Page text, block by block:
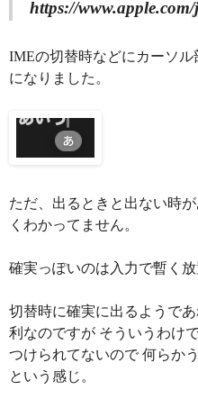
https://
IMEの切替時などにカーソ
になりました。
ただ、出るときと出ない時
くわかってません。
確実っぽいのは入力で暫く
切替時に確実に出るようで
利なのですが そういうわけ
つけられてないので 何らか
という感じ。